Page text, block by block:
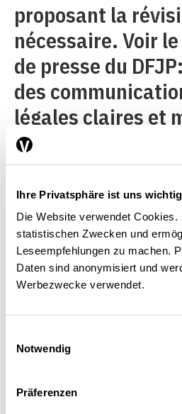
Ihre Privatsphäre ist uns wichtig
Die Website verwendet Cookies.
statistischen Zwecken und
Leseempfehlungen zu machen.
Daten sind anonymisiert und
Werbezwecke verwendet.
Notwendig
Präferenzen
proposant la
nécessaire. Voir
de presse du
des
légales claires et
disponible sur
http://
15, al. 2, let. b du
prévoit que le
à demander des
renseignements
d’une entreprise de
démarchage par
L’avenir nous dira
vigueur que dans